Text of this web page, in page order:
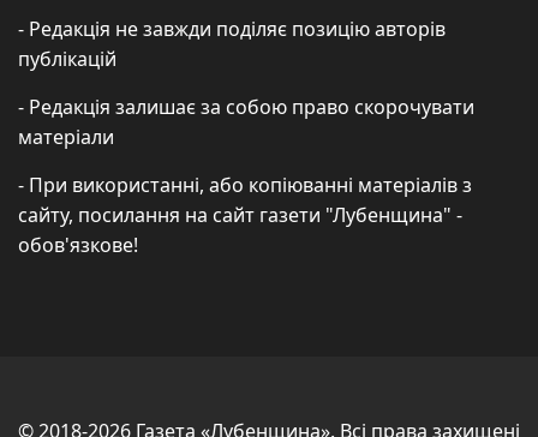
- Редакція не завжди поділяє позицію авторів
публікацій
- Редакція залишає за собою право скорочувати
матеріали
- При використанні, або копіюванні матеріалів з
сайту, посилання на сайт газети "Лубенщина" -
обов'язкове!
© 2018-2026 Газета «Лубенщина». Всі права захищені